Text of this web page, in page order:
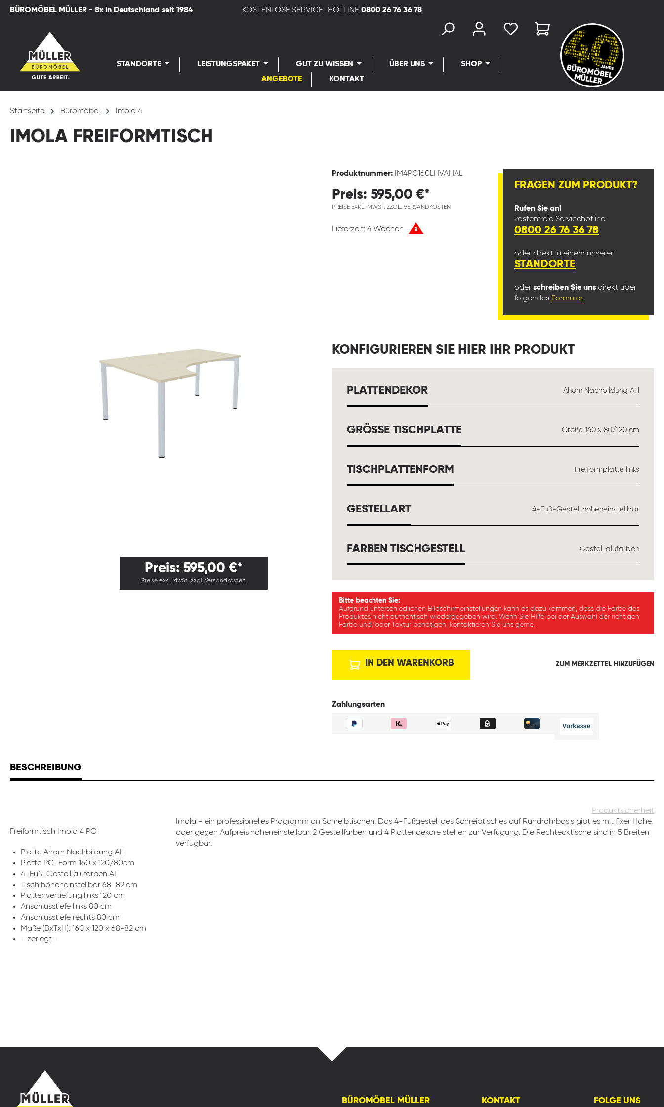
Zur Hauptnavigation springen
BÜROMÖBEL MÜLLER - 8x in Deutschland seit 1984 KOSTENLOSE SERVICE-HOTLINE 0800 26 76 36 78
STANDORTE LEISTUNGSPAKET GUT ZU WISSEN ÜBER UNS
SHOP
ANGEBOTE
KONTAKT
Startseite Büromöbel Imola 4
IMOLA FREIFORMTISCH
Preis: 595,00 €*
Preise exkl. MwSt. zzgl. Versandkosten
Produktnummer: IM4PC160LHVAHAL
Preis: 595,00 €*
PREISE EXKL. MWST. ZZGL. VERSANDKOSTEN
Lieferzeit: 4 Wochen B
FRAGEN ZUM PRODUKT?
Rufen Sie an!
kostenfreie Servicehotline
0800 26 76 36 78
oder direkt in einem unserer
STANDORTE
oder schreiben Sie uns direkt über
folgendes Formular.
KONFIGURIEREN SIE HIER IHR PRODUKT
PLATTENDEKORAUSWÄHLEN Ahorn Nachbildung AH
GRÖSSE TISCHPLATTE AUSWÄHLEN Größe 160 x 80/120 cm
TISCHPLATTENFORM Freiformplatte links
GESTELLARTAUSWÄHLEN 4-Fuß-Gestell höheneinstellbar
FARBEN TISCHGESTELLAUSWÄHLEN Gestell alufarben
Bitte beachten Sie:
Aufgrund unterschiedlichen Bildschirmeinstellungen kann es dazu kommen, dass die Farbe des
Produktes nicht authentisch wiedergegeben wird. Wenn Sie Hilfe bei der Auswahl der richtigen
Farbe und/oder Textur benötigen, kontaktieren Sie uns gerne.
IN DEN WARENKORB ZUM MERKZETTEL HINZUFÜGEN
Zahlungsarten
BESCHREIBUNG
Produktsicherheit
Freiformtisch Imola 4 PC
Platte Ahorn Nachbildung AH
Platte PC-Form 160 x 120/80cm
4-Fuß-Gestell alufarben AL
Tisch höheneinstellbar 68-82 cm
Plattenvertiefung links 120 cm
Anschlusstiefe links 80 cm
Anschlusstiefe rechts 80 cm
Maße (BxTxH): 160 x 120 x 68-82 cm
- zerlegt -
Imola - ein professionelles Programm an Schreibtischen. Das 4-Fußgestell des Schreibtisches auf Rundrohrbasis gibt es mit fixer Höhe,
oder gegen Aufpreis höheneinstellbar. 2 Gestellfarben und 4 Plattendekore stehen zur Verfügung. Die Rechtecktische sind in 5 Breiten
verfügbar.
BÜROMÖBEL MÜLLER KONTAKT FOLGE UNS